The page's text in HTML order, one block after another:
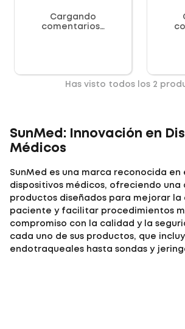
Cargando
comentarios…
Has visto todos los 2
SunMed: Innovación en
Médicos
SunMed es una marca reconocida en
dispositivos médicos, ofreciendo una
productos diseñados para mejorar la
paciente y facilitar procedimientos
compromiso con la calidad y la
cada uno de sus productos, que
endotraqueales hasta sondas y